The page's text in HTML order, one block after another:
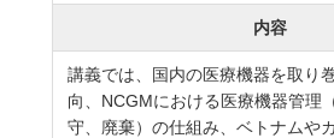
内容
講義では、国内の医療機器を取り
向、NCGMにおける医療機器管理
守、廃棄）の仕組み、ベトナムや